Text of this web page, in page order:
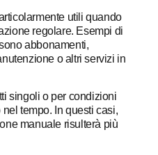
utili quando
regolare. Esempi di
abbonamenti,
o altri servizi in
singoli o per condizioni
tempo. In questi casi,
manuale risulterà più